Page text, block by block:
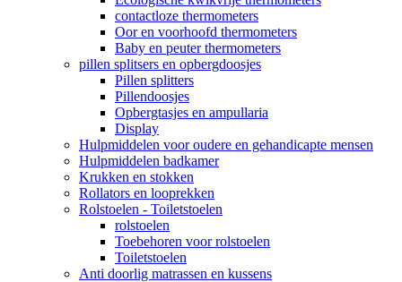
contactloze thermometers
Oor en voorhoofd thermometers
Baby en peuter thermometers
pillen splitsers en opbergdoosjes
Pillen splitters
Pillendoosjes
Opbergtasjes en ampullaria
Display
Hulpmiddelen voor oudere en gehandicapte mensen
Hulpmiddelen badkamer
Krukken en stokken
Rollators en looprekken
Rolstoelen - Toiletstoelen
rolstoelen
Toebehoren voor rolstoelen
Toiletstoelen
Anti doorlig matrassen en kussens